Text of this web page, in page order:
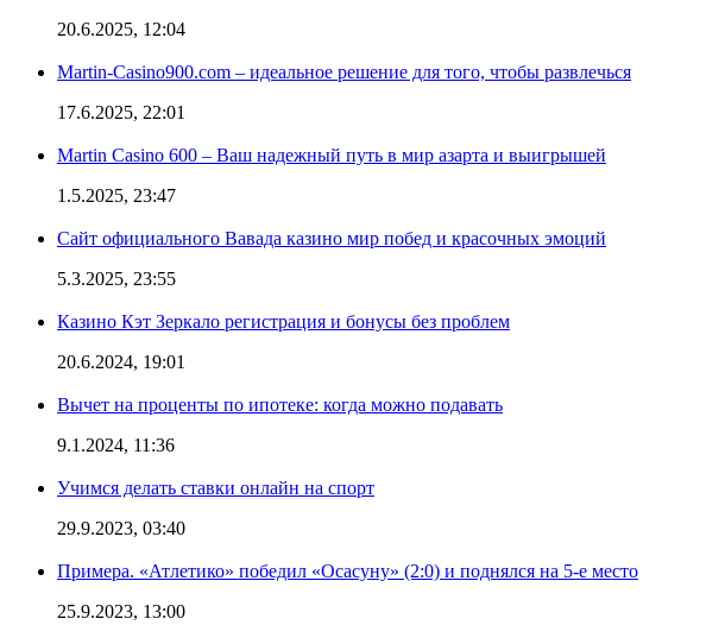
20.6.2025, 12:04
Martin-Casino900.com – идеальное решение для того, чтобы развлечься
17.6.2025, 22:01
Martin Casino 600 – Ваш надежный путь в мир азарта и выигрышей
1.5.2025, 23:47
Сайт официального Вавада казино мир побед и красочных эмоций
5.3.2025, 23:55
Казино Кэт Зеркало регистрация и бонусы без проблем
20.6.2024, 19:01
Вычет на проценты по ипотеке: когда можно подавать
9.1.2024, 11:36
Учимся делать ставки онлайн на спорт
29.9.2023, 03:40
Примера. «Атлетико» победил «Осасуну» (2:0) и поднялся на 5-е место
25.9.2023, 13:00